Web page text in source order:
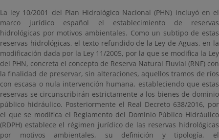
La ley 10/2001 del Plan Hidrológico Nacional (PHN) incluyó en el
marco jurídico español el establecimiento de reservas
hidrológicas por motivos ambientales. Como un subtipo de estas
reservas hidrológicas, el texto refundido de la Ley de Aguas, en la
modificación dada por la Ley 11/2005, por la que se modifica la Ley
del PHN, concreta el concepto de Reserva Natural Fluvial (RNF) con
la finalidad de preservar, sin alteraciones, aquellos tramos de ríos
con escasa o nula intervención humana, estableciendo que estas
reservas se circunscribirán estrictamente a los bienes de dominio
público hidráulico. Posteriormente el Real Decreto 638/2016, por
el que se modifica el Reglamento del Dominio Público Hidráulico
(RDPH) establece el régimen jurídico de las reservas hidrológicas
por motivos ambientales, su definición y tipología, el